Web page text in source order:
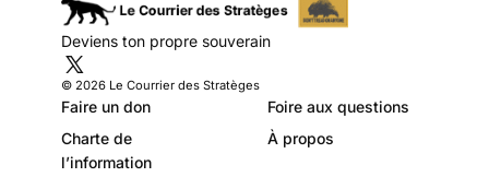
Deviens ton propre souverain
© 2026 Le Courrier des Stratèges
Faire un don
Foire aux questions
Charte de
l’information
À propos